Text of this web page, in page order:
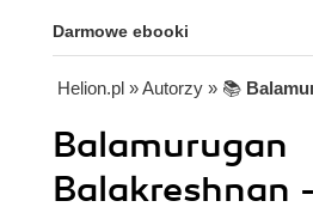
Darmowe ebooki
Helion.pl » Autorzy » 📚
Balamurugan
Balakreshnan